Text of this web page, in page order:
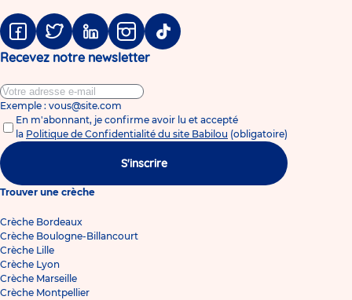
FacebookTwitter LinkedinInstagramTiktok
Recevez notre newsletter
Exemple : vous@site.com
En m'abonnant, je confirme avoir lu et accepté
la Politique de Confidentialité du site Babilou (obligatoire)
S'inscrire
Trouver une crèche
Crèche Bordeaux
Crèche Boulogne-Billancourt
Crèche Lille
Crèche Lyon
Crèche Marseille
Crèche Montpellier